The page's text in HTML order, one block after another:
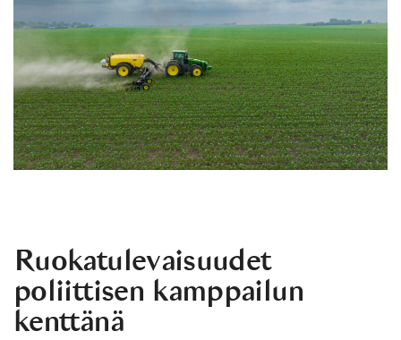
Ruokatulevaisuudet
poliittisen kamppailun
kenttänä